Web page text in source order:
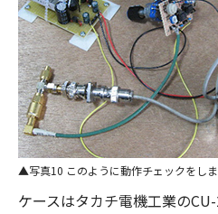
写真10 このように動作チェックをしま
ケースはタカチ電機工業の